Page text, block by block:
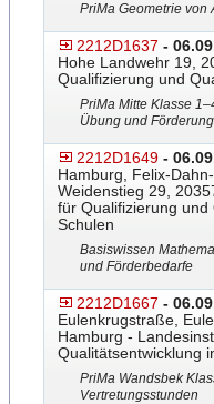
PriMa Geometrie von
2212D1637 -
Hohe Landwehr 19,
Qualifizierung und
PriMa Mitte Klasse
Übung und
2212D1649 -
Hamburg, Felix-
Weidenstieg 29,
für Qualifizierung und
Schulen
Basiswissen
und Förderbedarfe
2212D1667 -
Eulenkrugstraße,
Hamburg -
Qualitätsentwicklung
PriMa Wandsbek
Vertretungsstunden